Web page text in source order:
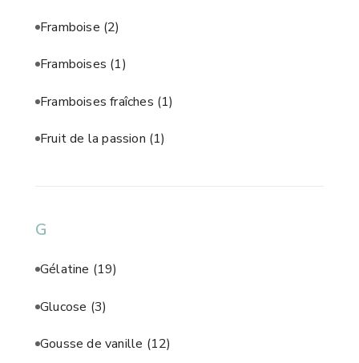
Framboise (2)
Framboises (1)
Framboises fraîches (1)
Fruit de la passion (1)
G
Gélatine (19)
Glucose (3)
Gousse de vanille (12)